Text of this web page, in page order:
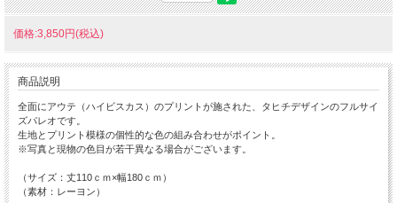
価格:3,850円(税込)
商品説明
全面にアウテ（ハイビスカス）のプリントが施された、タヒチデザインのフルサイ
ズパレオです。
生地とプリント模様の個性的な色の組み合わせがポイント。
※写真と現物の色目が若干異なる場合がございます。
（サイズ：丈110ｃｍ×幅180ｃｍ）
（素材：レーヨン）